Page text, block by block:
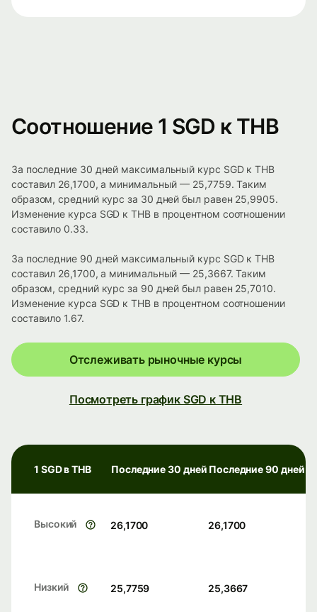
Соотношение 1 SGD к THB
За последние 30 дней максимальный курс SGD к THB
составил 26,1700, а минимальный — 25,7759. Таким
образом, средний курс за 30 дней был равен 25,9905.
Изменение курса SGD к THB в процентном соотношении
составило 0.33.
За последние 90 дней максимальный курс SGD к THB
составил 26,1700, а минимальный — 25,3667. Таким
образом, средний курс за 90 дней был равен 25,7010.
Изменение курса SGD к THB в процентном соотношении
составило 1.67.
Отслеживать рыночные курсы
Посмотреть график SGD к THB
1 SGD в THB Последние 30 дней Последние 90 дней
Высокий 26,1700 26,1700
Низкий 25,7759 25,3667